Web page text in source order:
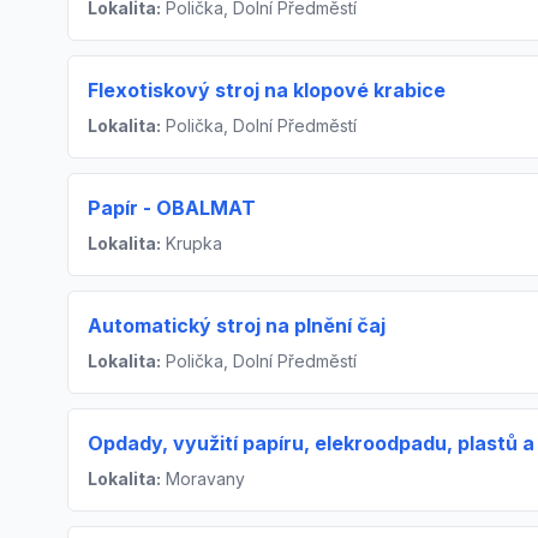
Lokalita: Polička, Dolní Předměstí
Flexotiskový stroj na klopové krabice
Lokalita: Polička, Dolní Předměstí
Papír - OBALMAT
Lokalita: Krupka
Automatický stroj na plnění čaj
Lokalita: Polička, Dolní Předměstí
Opdady, využití papíru, elekroodpadu, plastů
Lokalita: Moravany